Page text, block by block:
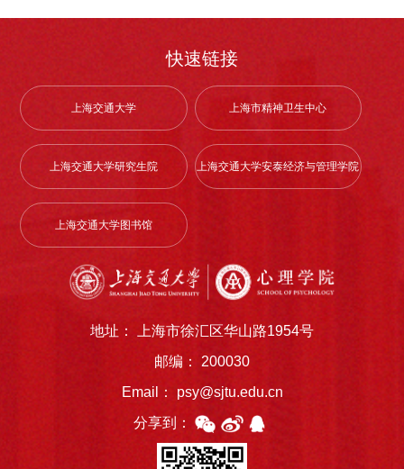
快速链接
上海交通大学 上海市精神卫生中心
上海交通大学研究生院 上海交通大学安泰经济与管理学院
上海交通大学图书馆
地址： 上海市徐汇区华山路1954号
邮编： 200030
Email： psy@sjtu.edu.cn
分享到：